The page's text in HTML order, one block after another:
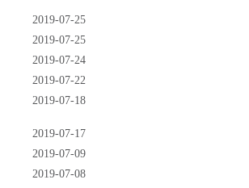
2019-07-25
2019-07-25
2019-07-24
2019-07-22
2019-07-18
2019-07-17
2019-07-09
2019-07-08